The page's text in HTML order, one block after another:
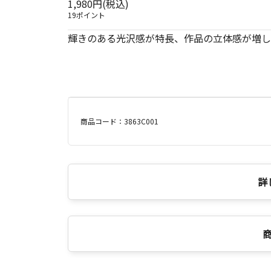
1,980円(税込)
19ポイント
輝きのある光沢感が特長、作品の立体感が増
商品コード：3863C001
詳